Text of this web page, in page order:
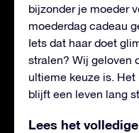
bijzonder je moeder
moederdag cadeau
Iets dat haar doet
stralen? Wij geloven
ultieme keuze is.
blijft een leven lang
Lees het